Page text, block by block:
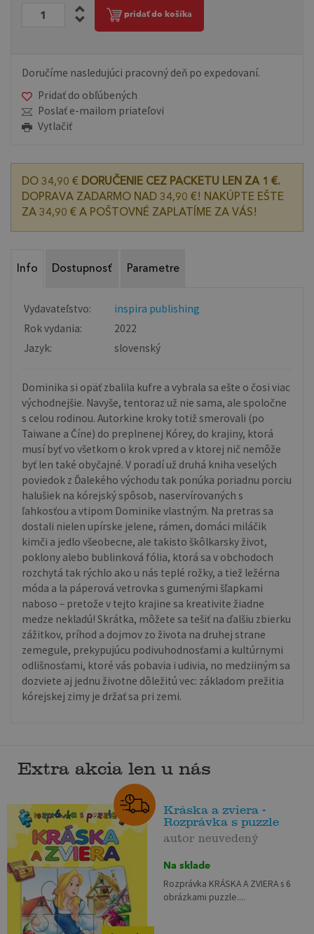
pridať do košíka
Doručíme nasledujúci pracovný deň po expedovaní.
Pridať do obľúbených
Poslať e-mailom priateľovi
Vytlačiť
DO 34,90 € DORUČENIE CEZ PACKETU LEN ZA 1 €.
DOPRAVA ZADARMO NAD 34,90 €! NAKÚPTE EŠTE
ZA 34,90 € A POŠTOVNÉ ZAPLATÍME ZA VÁS!
Info Dostupnosť Parametre
Vydavateľstvo:
inspira publishing
Rok vydania:
2022
Jazyk:
slovenský
Dominika si opäť zbalila kufre a vybrala sa ešte o čosi viac
východnejšie. Navyše, tentoraz už nie sama, ale spoločne
s celou rodinou. Autorkine kroky totiž smerovali (po
Taiwane a Číne) do preplnenej Kórey, do krajiny, ktorá
musí byť vo všetkom o krok vpred a v ktorej nič nemôže
byť len také obyčajné. V poradí už druhá kniha veselých
poviedok z Ďalekého východu tak ponúka poriadnu porciu
halušiek na kórejský spôsob, naservírovaných s
ľahkosťou a vtipom Dominike vlastným. Na pretras sa
dostali nielen upírske jelene, rámen, domáci miláčik
kimči a jedlo všeobecne, ale takisto škôlkarsky život,
poklony alebo bublinková fólia, ktorá sa v obchodoch
rozchytá tak rýchlo ako u nás teplé rožky, a tiež ležérna
móda a la páperová vetrovka s gumenými šľapkami
naboso – pretože v tejto krajine sa kreativite žiadne
medze nekladú! Skrátka, môžete sa tešiť na ďalšiu zbierku
zážitkov, príhod a dojmov zo života na druhej strane
zemegule, prekypujúcu podivuhodnosťami a kultúrnymi
odlišnosťami, ktoré vás pobavia i udivia, no medziiným sa
dozviete aj jednu životne dôležitú vec: základom prežitia
kórejskej zimy je držať sa pri zemi.
Extra akcia len u nás
Kráska a zviera -
Rozprávka s puzzle
autor neuvedený
Na sklade
Rozprávka KRÁSKA A ZVIERA s 6
obrázkami puzzle....